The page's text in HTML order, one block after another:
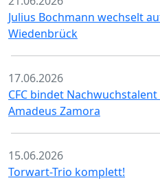
Julius Bochmann wechselt
Wiedenbrück
17.06.2026
CFC bindet
Amadeus Zamora
15.06.2026
Torwart-Trio komplett!